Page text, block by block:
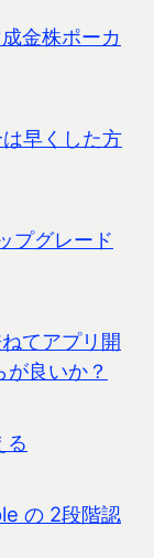
金株ポーカ
早くした方
プグレード
てアプリ開
良いか？
る
の 2段階認